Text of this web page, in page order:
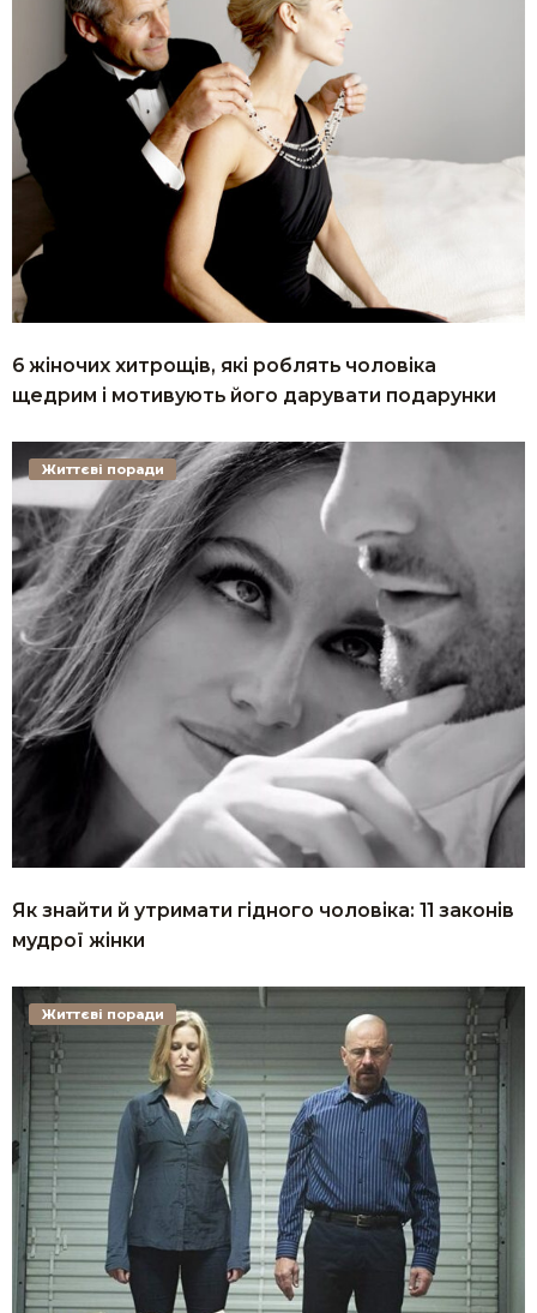
6 жіночих хитрощів, які роблять чоловіка
щедрим і мотивують його дарувати подарунки
Як знайти й утримати гідного чоловіка: 11 законів
мудрої жінки
Життєві поради
Життєві поради